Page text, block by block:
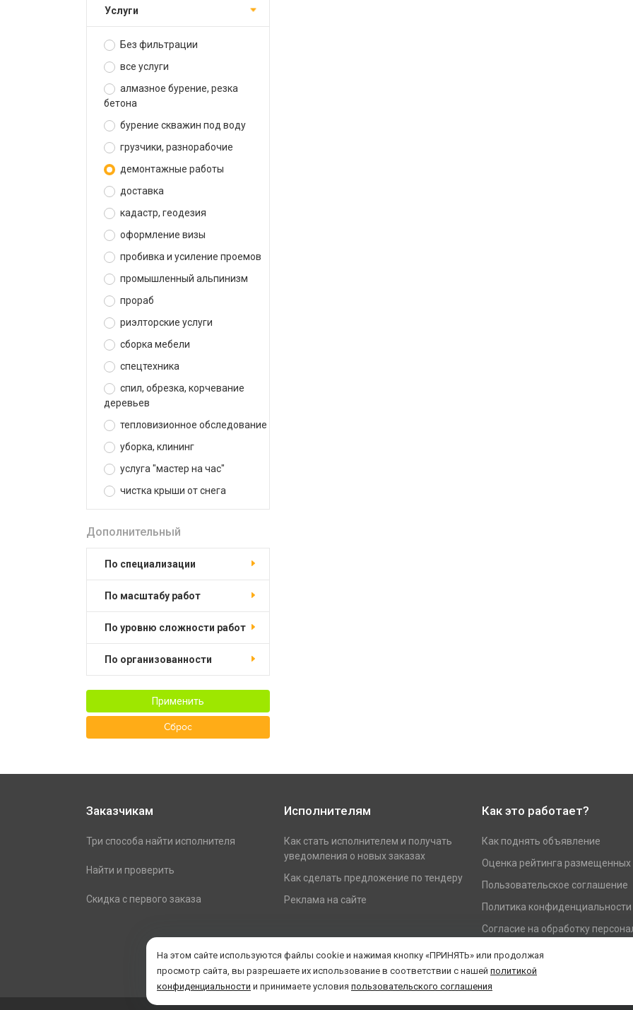
услуги
Без фильтрации
все услуги
алмазное бурение, резка
бетона
бурение скважин под воду
грузчики, разнорабочие
демонтажные работы
доставка
кадастр, геодезия
оформление визы
пробивка и усиление проемов
промышленный альпинизм
прораб
риэлторские услуги
сборка мебели
спецтехника
спил, обрезка, корчевание
деревьев
тепловизионное обследование
уборка, клининг
услуга "мастер на час"
чистка крыши от снега
Дополнительный
по специализации
по масштабу работ
по уровню сложности работ
по организованности
Применить
Сброс
Заказчикам
Три способа найти исполнителя
Найти и проверить
Скидка с первого заказа
Исполнителям
Как стать исполнителем и получать
уведомления о новых заказах
Как сделать предложение по тендеру
Реклама на сайте
Как это работает?
Как поднять объявление
Оценка рейтинга размещенных
Пользовательское соглашение
Политика конфиденциальности
Согласие на обработку
На этом сайте используются файлы cookie и нажимая кнопку «ПРИНЯТЬ» или продолжая
просмотр сайта, вы разрешаете их использование в соответствии с нашей политикой
конфиденциальности и принимаете условия пользовательского соглашения